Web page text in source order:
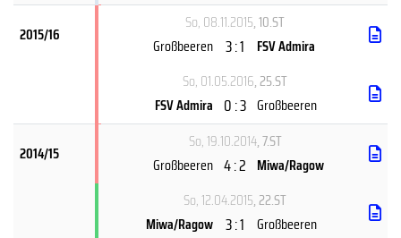
2015/16
So, 08.11.2015, 10.ST
Großbeeren 3 : 1
FSV Admira
So, 01.05.2016, 25.ST
FSV Admira 0 : 3 Großbeeren
2014/15
So, 19.10.2014, 7.ST
Großbeeren 4 : 2 Miwa/Ragow
So, 12.04.2015, 22.ST
Miwa/Ragow 3 : 1 Großbeeren